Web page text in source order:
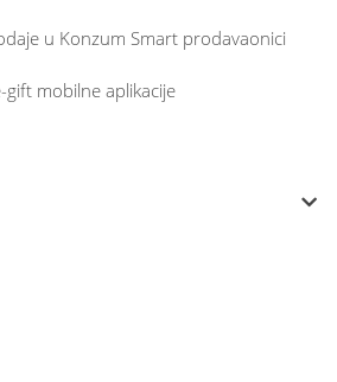
u Konzum Smart prodavaonici
gift mobilne aplikacije